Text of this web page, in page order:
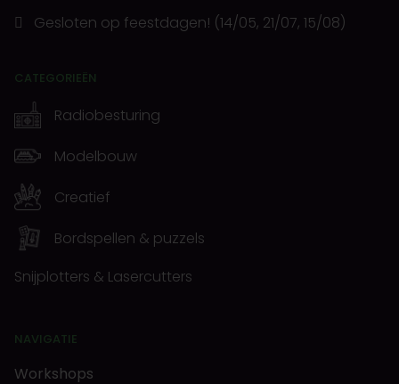
Gesloten op feestdagen! (14/05, 21/07, 15/08)
CATEGORIEËN
Radiobesturing
Modelbouw
Creatief
Bordspellen & puzzels
Snijplotters & Lasercutters
NAVIGATIE
Workshops